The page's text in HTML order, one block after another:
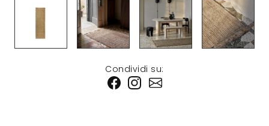
Condividi su: